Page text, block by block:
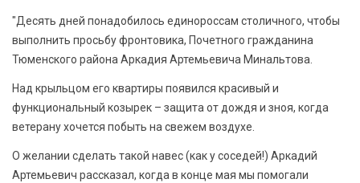
"Десять дней понадобилось единороссам столичного, чтобы
выполнить просьбу фронтовика, Почетного гражданина
Тюменского района Аркадия Артемьевича Минальтова.
Над крыльцом его квартиры появился красивый и
функциональный козырек – защита от дождя и зноя, когда
ветерану хочется побыть на свежем воздухе.
О желании сделать такой навес (как у соседей!) Аркадий
Артемьевич рассказал, когда в конце мая мы помогали